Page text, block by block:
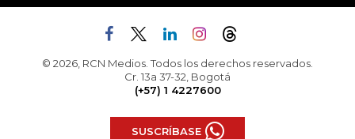
© 2026, RCN Medios. Todos los derechos reservados.
Cr. 13a 37-32, Bogotá
(+57) 1 4227600
SUSCRÍBASE